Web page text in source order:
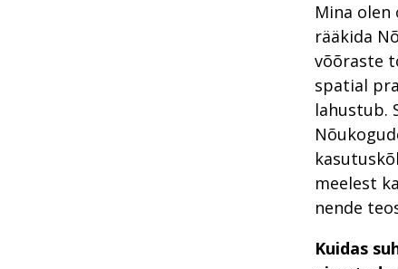
Mina
rääkida
võõraste
spatial
lahustub.
meelest
nende
Kuidas